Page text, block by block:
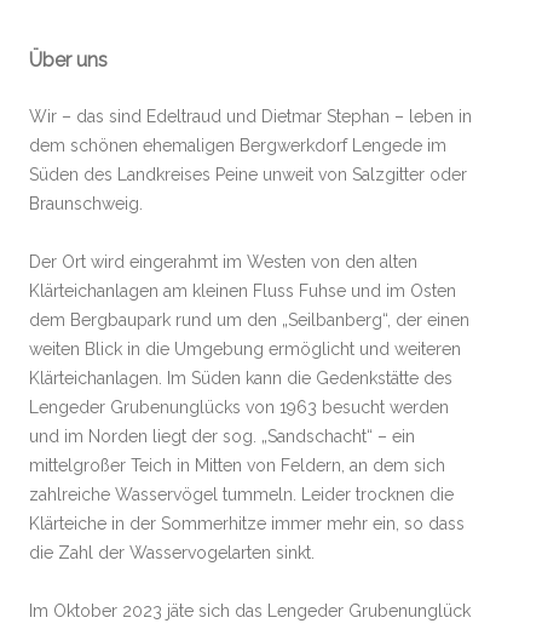
Über uns
Wir – das sind Edeltraud und Dietmar Stephan – leben in
dem schönen ehemaligen Bergwerkdorf Lengede im
Süden des Landkreises Peine unweit von Salzgitter oder
Braunschweig.
Der Ort wird eingerahmt im Westen von den alten
Klärteichanlagen am kleinen Fluss Fuhse und im Osten
dem Bergbaupark rund um den „Seilbanberg“, der einen
weiten Blick in die Umgebung ermöglicht und weiteren
Klärteichanlagen. Im Süden kann die Gedenkstätte des
Lengeder Grubenunglücks von 1963 besucht werden
und im Norden liegt der sog. „Sandschacht“ – ein
mittelgroßer Teich in Mitten von Feldern, an dem sich
zahlreiche Wasservögel tummeln. Leider trocknen die
Klärteiche in der Sommerhitze immer mehr ein, so dass
die Zahl der Wasservogelarten sinkt.
Im Oktober 2023 jäte sich das Lengeder Grubenunglück